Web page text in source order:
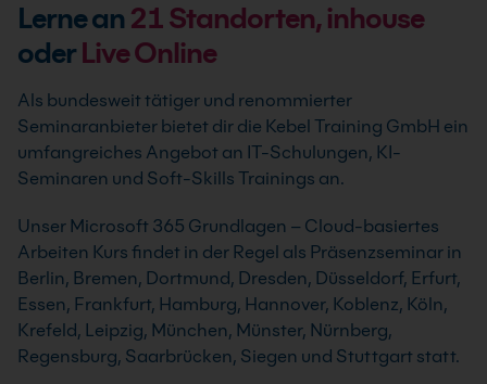
Lerne an 21Standorten, inhouse
oderLive Online
Als bundesweit tätiger und renommierter
Seminaranbieter bietet dir die Kebel Training GmbH ein
umfangreiches Angebot an IT-Schulungen, KI-
Seminaren und Soft-Skills Trainings an.
Unser Microsoft 365 Grundlagen – Cloud-basiertes
Arbeiten Kurs findet in der Regel als Präsenzseminar in
Berlin, Bremen, Dortmund, Dresden, Düsseldorf, Erfurt,
Essen, Frankfurt, Hamburg, Hannover, Koblenz, Köln,
Krefeld, Leipzig, München, Münster, Nürnberg,
Regensburg, Saarbrücken, Siegen und Stuttgart statt.